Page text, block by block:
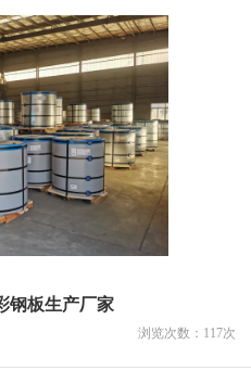
钢板生产厂家
浏览次数： 117次